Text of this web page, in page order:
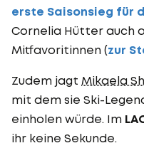
erste Saisonsieg für
Cornelia Hütter auch
Mitfavoritinnen (zur
Zudem jagt Mikaela
mit dem sie Ski-
einholen würde. Im
ihr keine Sekunde.